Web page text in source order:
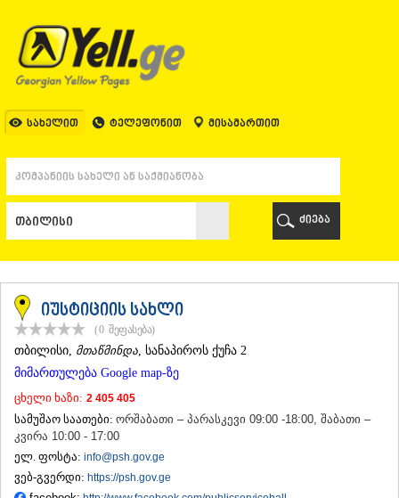
სახელით ტელეფონით მისამართით
ᲗᲑᲘᲚᲘᲡᲘ
ᲗᲑᲘᲚᲘᲡᲘ
ᲐᲤᲮᲐᲖᲔᲗᲘ
ᲒᲐᲚᲘ
ᲑᲐᲗᲣᲛᲘ
ᲥᲝᲑᲣᲚᲔᲗᲘ
ᲨᲣᲐᲮᲔᲕᲘ
ᲩᲐᲥᲕᲘ
ᲝᲖᲣᲠᲒᲔᲗᲘ
ᲩᲝᲮᲐᲢᲐᲣᲠᲘ
ᲣᲠᲔᲙᲘ
ᲘᲛᲔᲠᲔᲗᲘ
ᲑᲐᲦᲓᲐᲗᲘ
ᲕᲐᲜᲘ
ᲖᲔᲡᲢᲐᲤᲝᲜᲘ
ᲗᲔᲠᲯᲝᲚᲐ
ᲡᲐᲛᲢᲠᲔᲓᲘᲐ
ᲢᲧᲘᲑᲣᲚᲘ
ᲥᲣᲗᲐᲘᲡᲘ
ძიება
იუსტიციის სახლი
(0 შეფასება)
ᲗᲑᲘᲚᲘᲡᲘ, მთაწმინდა, სანაპიროს ქუჩა 2
მიმართულება Google map-ზე
ცხელი ხაზი: 2 405 405
სამუშაო საათები: ორშაბათი – პარასკევი 09:00 -18:00, შაბათი –
კვირა 10:00 - 17:00
ელ. ფოსტა: info@psh.gov.ge
ვებ-გვერდი: https://psh.gov.ge